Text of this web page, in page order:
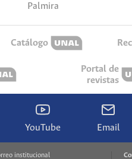
Palmira
Catálogo
Portal de
revistas
YouTube Email
institucional